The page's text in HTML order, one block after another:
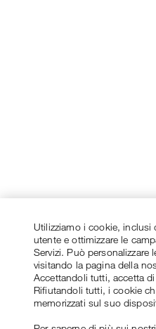
Utilizziamo i cookie, inclusi
utente e ottimizzare le
Servizi. Può
visitando la pagina della
Accettandoli tutti, accetta
Rifiutandoli tutti, i cookie
memorizzati sul suo